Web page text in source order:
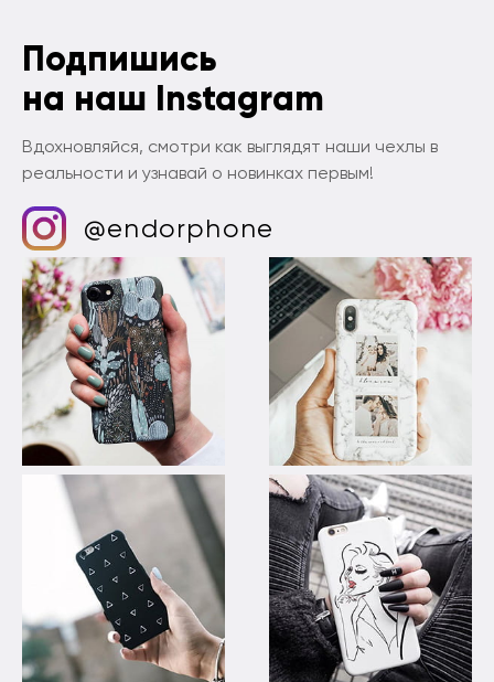
Подпишись
на наш Instagram
Вдохновляйся, смотри как выглядят наши чехлы в
реальности и узнавай о новинках первым!
@endorphone